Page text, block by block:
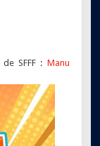
SFFF : Manu